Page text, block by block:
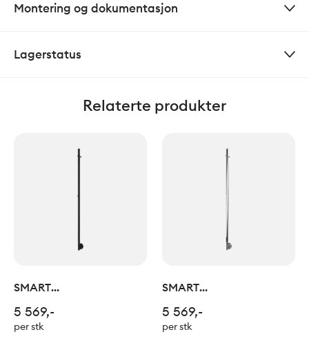
Montering og dokumentasjon
Lagerstatus
Relaterte produkter
SMART
SORT
5 569,-
per stk
SMART
BØRSTET RUSTFRITT
STÅL
5 569,-
per stk